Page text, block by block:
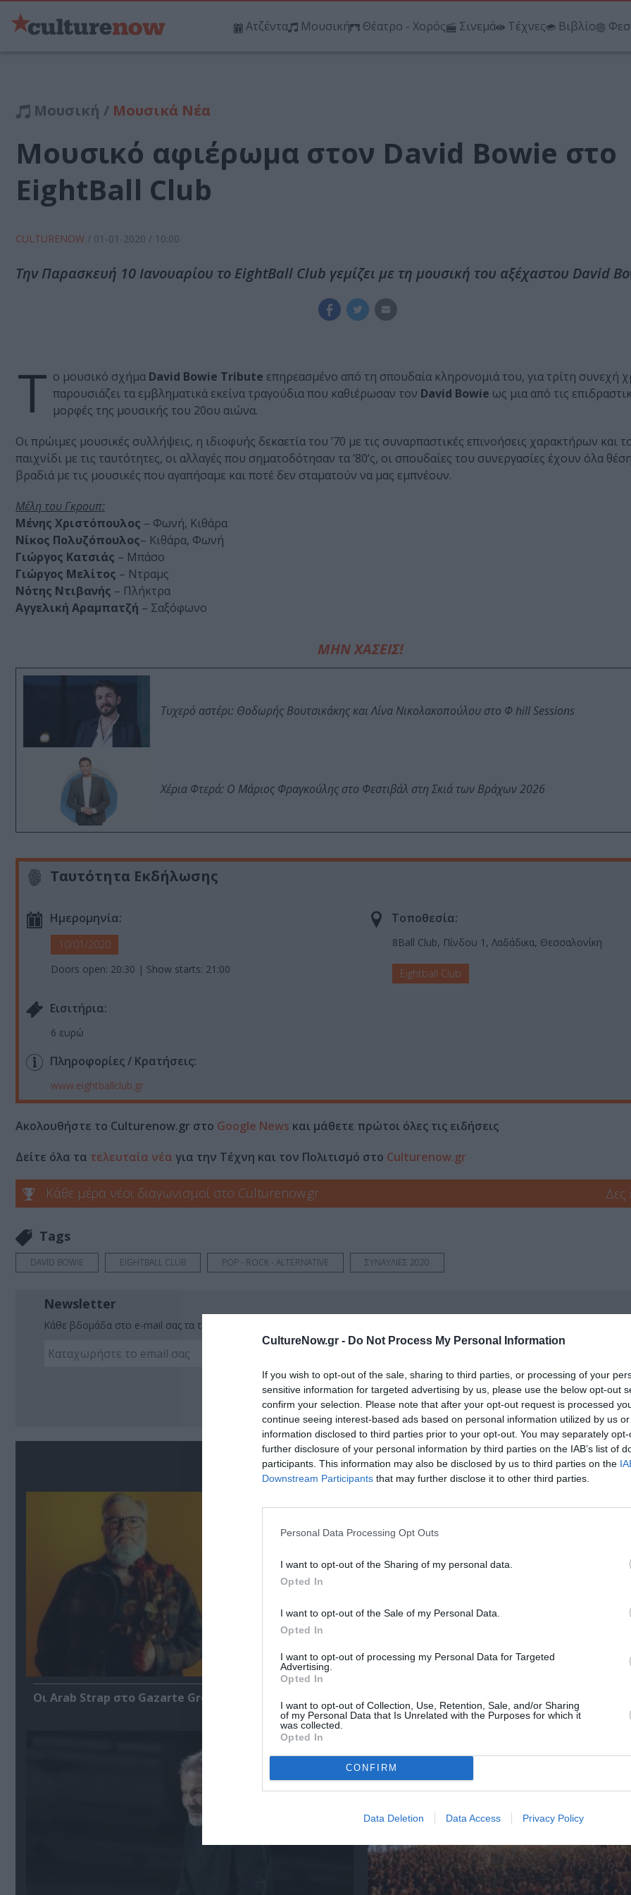
CultureNow.gr - Do Not Process My Personal Information
If you wish to opt-out of the sale, sharing to third parties, or processing of your
sensitive information for targeted advertising by us, please use the below opt-out
confirm your selection. Please note that after your opt-out request is processed
continue seeing interest-based ads based on personal information utilized by us
information disclosed to third parties prior to your opt-out. You may separately
further disclosure of your personal information by third parties on the IAB’s list of
participants. This information may also be disclosed by us to third parties on the
Downstream Participants that may further disclose it to other third parties.
Personal Data Processing Opt Outs
I want to opt-out of the Sharing of my personal data.
Opted In
I want to opt-out of the Sale of my Personal Data.
Opted In
I want to opt-out of processing my Personal Data for Targeted
Advertising.
Opted In
I want to opt-out of Collection, Use, Retention, Sale, and/or Sharing
of my Personal Data that Is Unrelated with the Purposes for which it
was collected.
Opted In
CONFIRM
Data Deletion Data Access Privacy Policy
Ατζέντα Μουσική Θέατρο - Χορός Σινεμά Τέχνες Βιβλίο
Μουσική / Μουσικά Νέα
Μουσικό αφιέρωμα στον David Bowie στο
EightBall Club
CULTURENOW / 01-01-2020 / 10:00
Την Παρασκευή 10 Ιανουαρίου το EightBall Club γεμίζει με τη μουσική του αξέχαστου David
Τ ο μουσικό σχήμα David Bowie Tribute επηρεασμένο από τη σπουδαία κληρονομιά του, για τρίτη συνεχή
παρουσιάζει τα εμβληματικά εκείνα τραγούδια που καθιέρωσαν τον David Bowie ως μια από τις
μορφές της μουσικής του 20ου αιώνα.
Οι πρώιμες μουσικές συλλήψεις, η ιδιοφυής δεκαετία του ’70 με τις συναρπαστικές επινοήσεις χαρακτήρων και
παιχνίδι με τις ταυτότητες, οι αλλαγές που σηματοδότησαν τα ’80’ς, οι σπουδαίες του συνεργασίες έχουν όλα
βραδιά με τις μουσικές που αγαπήσαμε και ποτέ δεν σταματούν να μας εμπνέουν.
Μέλη του Γκρουπ:
Mένης Χριστόπουλος – Φωνή, Κιθάρα
Νίκος Πολυζόπουλος– Κιθάρα, Φωνή
Γιώργος Κατσιάς – Μπάσο
Γιώργος Μελίτος – Ντραμς
Νότης Ντιβανής – Πλήκτρα
Αγγελική Αραμπατζή – Σαξόφωνο
ΜΗΝ ΧΑΣΕΙΣ!
Τυχερό αστέρι: Θοδωρής Βουτσικάκης και Λίνα Νικολακοπούλου στο Φ hill Sessions
Χέρια Φτερά: Ο Μάριος Φραγκούλης στο Φεστιβάλ στη Σκιά των Βράχων 2026
Ταυτότητα Εκδήλωσης
Ημερομηνία:
10/01/2020
Doors open: 20:30 | Show starts: 21:00
Τοποθεσία:
8Ball Club, Πίνδου 1, Λαδάδικα, Θεσσαλονίκη
Eightball Club
Eισιτήρια:
6 ευρώ
Πληροφορίες / Κρατήσεις:
www.eightballclub.gr
Ακολουθήστε το Culturenow.gr στο Google News και μάθετε πρώτοι όλες τις ειδήσεις
Δείτε όλα τα τελευταία νέα για την Τέχνη και τον Πολιτισμό στο Culturenow.gr
Κάθε μέρα νέοι διαγωνισμοί στο Culturenow.gr Δες
Tags
DAVID BOWIE EIGHTBALL CLUB POP - ROCK - ALTERNATIVE ΣΥΝΑΥΛΙΕΣ 2020
Newsletter
Κάθε βδομάδα στο e-mail σας τα τελευταία νέα για την Τέχνη και τον Πολιτισμό!
Ακολουθήστε το Culturenow.gr
Σχετικά Άρθρα
Οι Arab Strap στο Gazarte Ground Stage
Δαβαράκης στην Πάρο